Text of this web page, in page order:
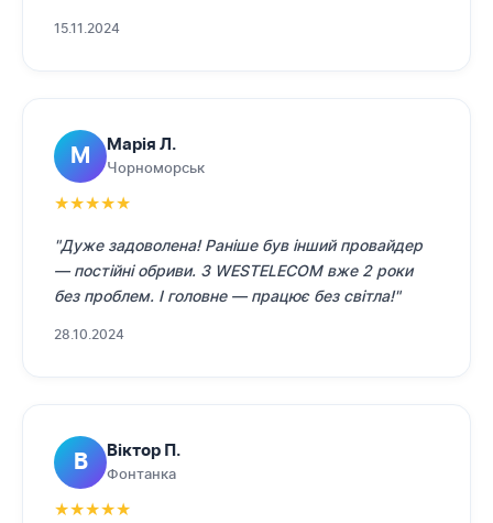
15.11.2024
М Марія Л.
Чорноморськ
★★★★★
"Дуже задоволена! Раніше був інший провайдер
— постійні обриви. З WESTELECOM вже 2 роки
без проблем. І головне — працює без світла!"
28.10.2024
В Віктор П.
Фонтанка
★★★★★